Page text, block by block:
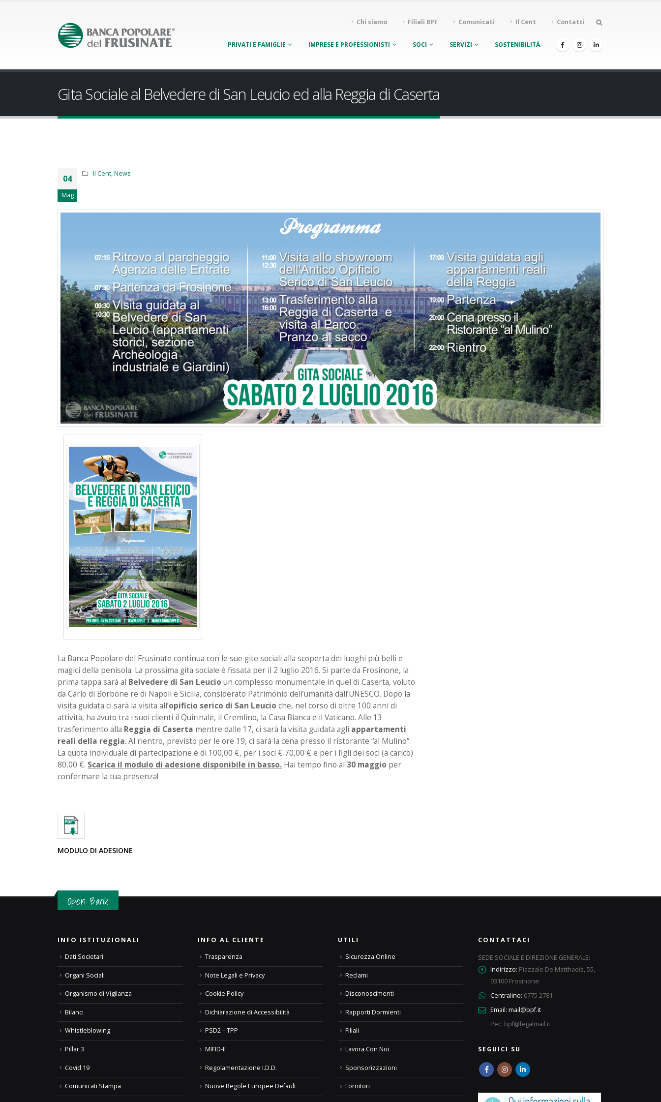
Chi siamo Filiali BPF Comunicati Il Cent Contatti
PRIVATI E FAMIGLIE IMPRESE E PROFESSIONISTI SOCI SERVIZI SOSTENIBILITÀ
Gita Sociale al Belvedere di San Leucio ed alla Reggia di Caserta
04
Mag
Il Cent,News
La Banca Popolare del Frusinate continua con le sue gite sociali alla scoperta dei luoghi più belli e
magici della penisola. La prossima gita sociale è fissata per il 2 luglio 2016. Si parte da Frosinone, la
prima tappa sarà al Belvedere di San Leucio un complesso monumentale in quel di Caserta, voluto
da Carlo di Borbone re di Napoli e Sicilia, considerato Patrimonio dell’umanità dall’UNESCO. Dopo la
visita guidata ci sarà la visita all’opificio serico di San Leucio che, nel corso di oltre 100 anni di
attività, ha avuto tra i suoi clienti il Quirinale, il Cremlino, la Casa Bianca e il Vaticano. Alle 13
trasferimento alla Reggia di Caserta mentre dalle 17, ci sarà la visita guidata agli appartamenti
reali della reggia. Al rientro, previsto per le ore 19, ci sarà la cena presso il ristorante “al Mulino”.
La quota individuale di partecipazione è di 100,00 €, per i soci € 70,00 € e per i figli dei soci (a carico)
80,00 €. Scarica il modulo di adesione disponibile in basso. Hai tempo fino al 30 maggio per
confermare la tua presenza!
MODULO DI ADESIONE
Open Bank
INFO ISTITUZIONALI
Dati Societari
Organi Sociali
Organismo di Vigilanza
Bilanci
Whistleblowing
Pillar 3
Covid 19
Comunicati Stampa
INFO AL CLIENTE
Trasparenza
Note Legali e Privacy
Cookie Policy
Dichiarazione di Accessibilità
PSD2 – TPP
MIFID-II
Regolamentazione I.D.D.
Nuove Regole Europee Default
UTILI
Sicurezza Online
Reclami
Disconoscimenti
Rapporti Dormienti
Filiali
Lavora Con Noi
Sponsorizzazioni
Fornitori
CONTATTACI
SEDE SOCIALE E DIREZIONE GENERALE:
Indirizzo: Piazzale De Matthaeis, 55,
03100 Frosinone
Centralino: 0775 2781
Email: mail@bpf.it
Pec: bpf@legalmail.it
SEGUICI SU